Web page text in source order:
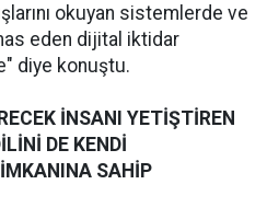
okuyan sistemlerde ve
eden dijital iktidar
diye konuştu.
İNSANI YETİŞTİREN
DE KENDİ
SAHİP